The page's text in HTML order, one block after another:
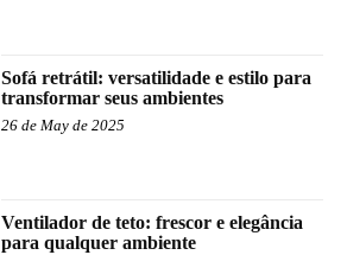
Sofá retrátil: versatilidade e estilo para
transformar seus ambientes
26 de May de 2025
Ventilador de teto: frescor e elegância
para qualquer ambiente